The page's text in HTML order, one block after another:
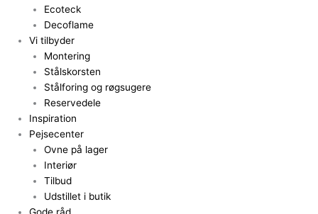
Ecoteck
Decoflame
Vi tilbyder
Montering
Stålskorsten
Stålforing og røgsugere
Reservedele
Inspiration
Pejsecenter
Ovne på lager
Interiør
Tilbud
Udstillet i butik
Gode råd